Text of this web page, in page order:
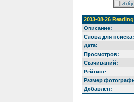
2003-08-26
Описание:
Слова для поиска:
Дата:
Просмотров:
Скачиваний:
Рейтинг:
Размер
Добавлен: